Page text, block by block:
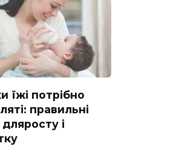
їжі потрібно
правильні
дляросту і